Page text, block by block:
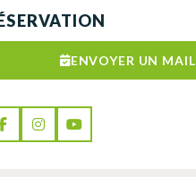
ENVOYER UN MAIL